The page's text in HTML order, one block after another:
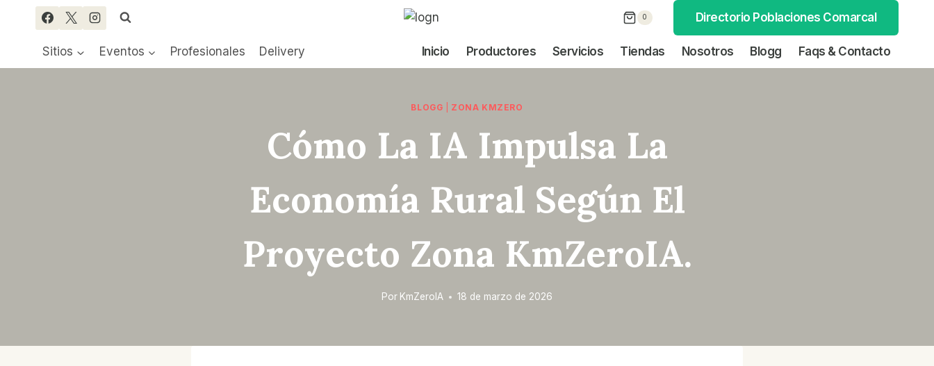
contenido
0 Directorio Poblaciones Comarcal
Sitios Eventos Profesionales Delivery Inicio Productores Servicios Tiendas Nosotros Blogg Faqs & Contacto
BLOGG ZONA KMZERO
Cómo La IA Impulsa La
Economía Rural Según El
Proyecto Zona KmZeroIA.
Por KmZeroIA 18 de marzo de 2026